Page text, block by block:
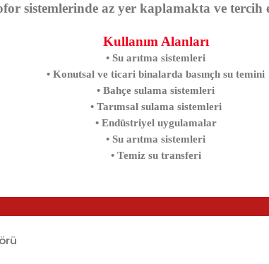
sistemlerinde az yer kaplamakta ve tercih
Kullanım Alanları
• Su arıtma sistemleri
• Konutsal ve ticari binalarda basınçlı su temini
• Bahçe sulama sistemleri
• Tarımsal sulama sistemleri
• Endüstriyel uygulamalar
• Su arıtma sistemleri
• Temiz su transferi